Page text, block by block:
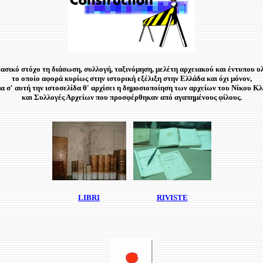
στόχο τη διάσωση, συλλογή, ταξινόμηση, μελέτη αρχειακού και έντυπου
το οποίο αφορά κυρίως στην ιστορική εξέλιξη στην Ελλάδα και όχι μόνον,
σ' αυτή την ιστοσελίδα θ' αρχίσει η δημοσιοποίηση των αρχείων του Νίκου
και Συλλογές Αρχείων που προσφέρθηκαν από αγαπημένους φίλους.
LIBRI RIVISTE